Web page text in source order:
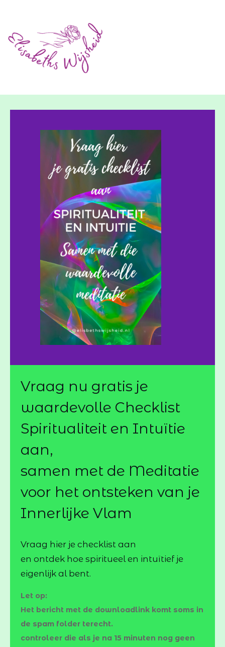
Vraag nu gratis je
waardevolle Checklist
Spiritualiteit en Intuïtie
aan,
samen met de Meditatie
voor het ontsteken van je
Innerlijke Vlam
Vraag hier je checklist aan
en ontdek hoe spiritueel en intuïtief je
eigenlijk al bent.
Let op:
Het bericht met de downloadlink komt soms in
de spam folder terecht.
controleer die als je na 15 minuten nog geen